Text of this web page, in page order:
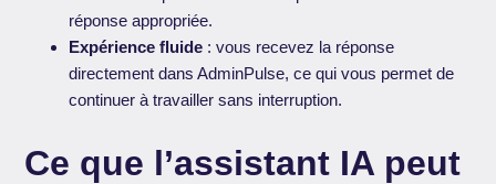
réponse appropriée.
Expérience fluide : vous recevez la réponse
directement dans AdminPulse, ce qui vous permet de
continuer à travailler sans interruption.
Ce que l’assistant IA peut